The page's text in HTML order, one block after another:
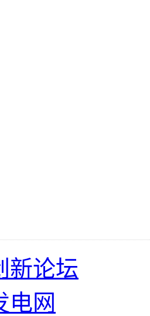
新论坛
电网